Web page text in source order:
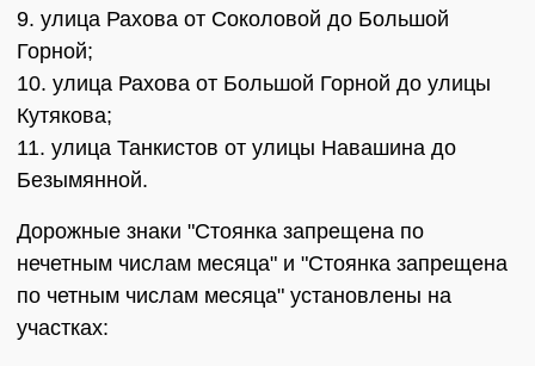
9. улица Рахова от Соколовой до Большой
Горной;
10. улица Рахова от Большой Горной до улицы
Кутякова;
11. улица Танкистов от улицы Навашина до
Безымянной.
Дорожные знаки "Стоянка запрещена по
нечетным числам месяца" и "Стоянка запрещена
по четным числам месяца" установлены на
участках: